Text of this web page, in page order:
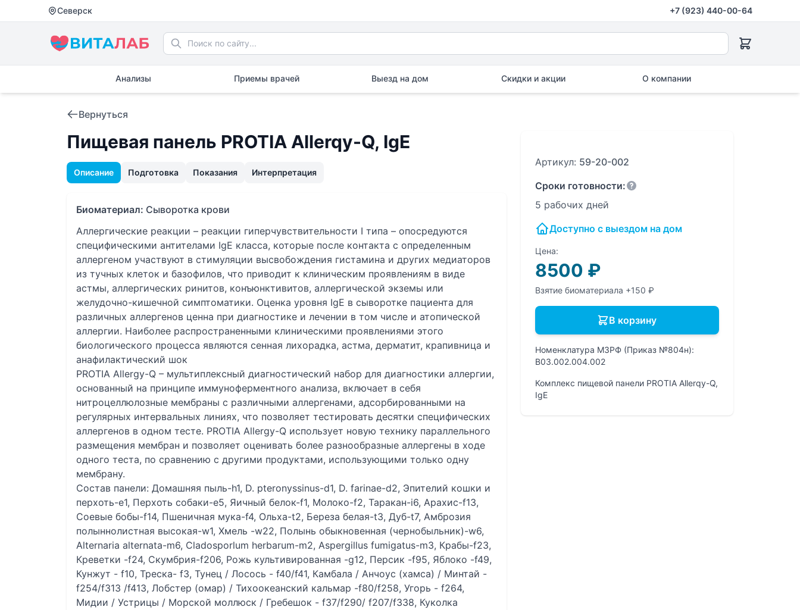
Северск +7 (923) 440-00-64
Анализы Приемы врачей Выезд на дом Скидки и акции О компании
Вернуться
Пищевая панель PROTIA Allerqy-Q, IgE
Описание Подготовка Показания Интерпретация
Биоматериал: Сыворотка крови
Аллергические реакции – реакции гиперчувствительности I типа – опосредуются
специфическими антителами IgE класса, которые после контакта с определенным
аллергеном участвуют в стимуляции высвобождения гистамина и других медиаторов
из тучных клеток и базофилов, что приводит к клиническим проявлениям в виде
астмы, аллергических ринитов, конъюнктивитов, аллергической экземы или
желудочно-кишечной симптоматики. Оценка уровня IgE в сыворотке пациента для
различных аллергенов ценна при диагностике и лечении в том числе и атопической
аллергии. Наиболее распространенными клиническими проявлениями этого
биологического процесса являются сенная лихорадка, астма, дерматит, крапивница и
анафилактический шок
PROTIA Allergy-Q – мультиплексный диагностический набор для диагностики аллергии,
основанный на принципе иммуноферментного анализа, включает в себя
нитроцеллюлозные мембраны с различными аллергенами, адсорбированными на
регулярных интервальных линиях, что позволяет тестировать десятки специфических
аллергенов в одном тесте. PROTIA Allergy-Q использует новую технику параллельного
размещения мембран и позволяет оценивать более разнообразные аллергены в ходе
одного теста, по сравнению с другими продуктами, использующими только одну
мембрану.
Cостав панели: Домашняя пыль-h1, D. pteronyssinus-d1, D. farinae-d2, Эпителий кошки и
перхоть-e1, Перхоть собаки-e5, Яичный белок-f1, Молоко-f2, Таракан-i6, Арахис-f13,
Соевые бобы-f14, Пшеничная мука-f4, Ольха-t2, Береза белая-t3, Дуб-t7, Амброзия
полыннолистная высокая-w1, Хмель -w22, Полынь обыкновенная (чернобыльник)-w6,
Alternaria alternata-m6, Cladosporlum herbarum-m2, Aspergillus fumigatus-m3, Крабы-f23,
Креветки -f24, Скумбрия-f206, Рожь культивированная -g12, Персик -f95, Яблоко -f49,
Кунжут - f10, Треска- f3, Тунец / Лосось - f40/f41, Камбала / Анчоус (хамса) / Минтай -
f254/f313 /f413, Лобстер (омар) / Тихоокеанский кальмар -f80/f258, Угорь - f264,
Мидии / Устрицы / Морской моллюск / Гребешок - f37/f290/ f207/f338, Куколка
Артикул: 59-20-002
Сроки готовности:
5 рабочих дней
Доступно с выездом на дом
Цена:
8500 ₽
Взятие биоматериала +150 ₽
В корзину
Номенклатура МЗРФ (Приказ №804н):
B03.002.004.002
Комплекс пищевой панели PROTIA Allerqy-Q,
IgE